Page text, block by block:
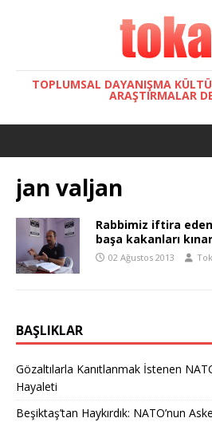
TOPLUMSAL DAYANIŞMA
ARAŞTIRMALAR
jan valjan
Rabbimiz iftira
başa kakanları kınar
02 Ağustos 2013
BAŞLIKLAR
Gözaltılarla Kanıtlanmak İstenen
Hayaleti
Beşiktaş’tan Haykırdık: NATO’nun